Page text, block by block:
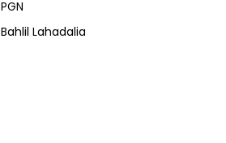
PGN
Bahlil Lahadalia